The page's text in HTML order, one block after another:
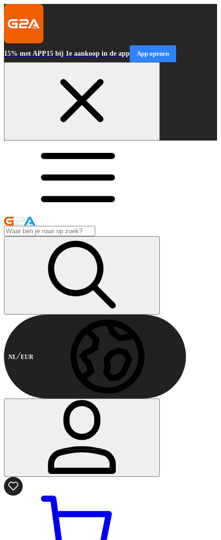
15% met APP15 bij 1e aankoop in de app App openen
NL EUR